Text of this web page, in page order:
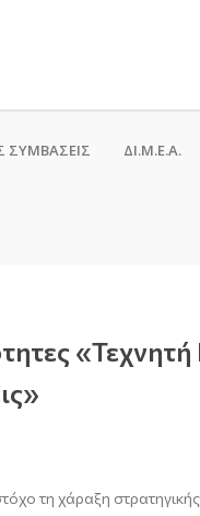
ΣΥΜΒΑΣΕΙΣ ΔΙ.Μ.Ε.Α.
τη χάραξη